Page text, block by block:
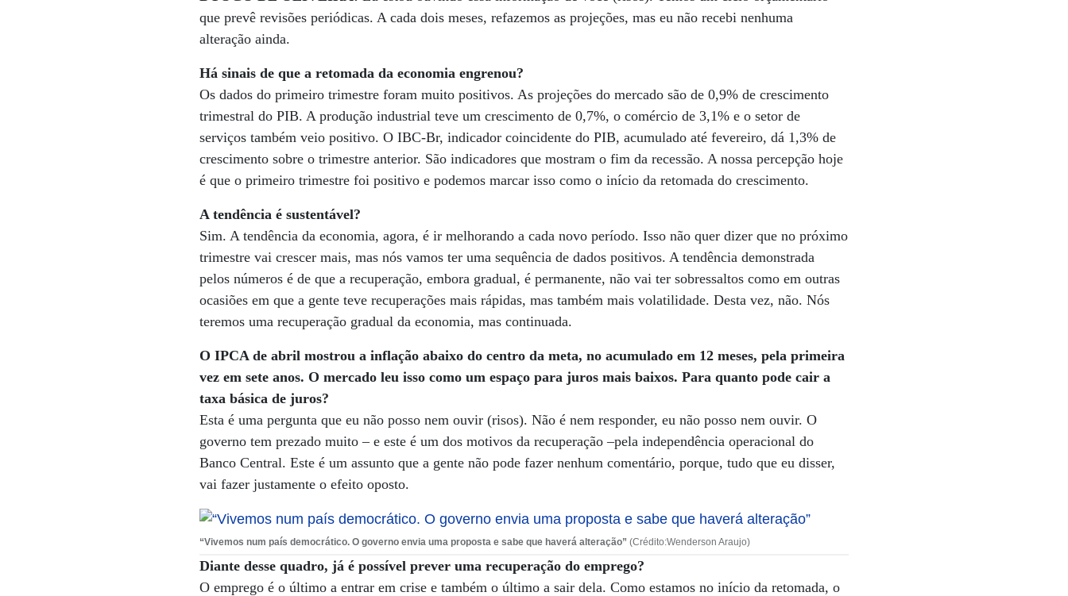
que prevê revisões periódicas. A cada dois meses, refazemos as projeções, mas eu não recebi nenhuma
alteração ainda.
Há sinais de que a retomada da economia engrenou?
Os dados do primeiro trimestre foram muito positivos. As projeções do mercado são de 0,9% de crescimento
trimestral do PIB. A produção industrial teve um crescimento de 0,7%, o comércio de 3,1% e o setor de
serviços também veio positivo. O IBC-Br, indicador coincidente do PIB, acumulado até fevereiro, dá 1,3% de
crescimento sobre o trimestre anterior. São indicadores que mostram o fim da recessão. A nossa percepção hoje
é que o primeiro trimestre foi positivo e podemos marcar isso como o início da retomada do crescimento.
A tendência é sustentável?
Sim. A tendência da economia, agora, é ir melhorando a cada novo período. Isso não quer dizer que no próximo
trimestre vai crescer mais, mas nós vamos ter uma sequência de dados positivos. A tendência demonstrada
pelos números é de que a recuperação, embora gradual, é permanente, não vai ter sobressaltos como em outras
ocasiões em que a gente teve recuperações mais rápidas, mas também mais volatilidade. Desta vez, não. Nós
teremos uma recuperação gradual da economia, mas continuada.
O IPCA de abril mostrou a inflação abaixo do centro da meta, no acumulado em 12 meses, pela primeira
vez em sete anos. O mercado leu isso como um espaço para juros mais baixos. Para quanto pode cair a
taxa básica de juros?
Esta é uma pergunta que eu não posso nem ouvir (risos). Não é nem responder, eu não posso nem ouvir. O
governo tem prezado muito – e este é um dos motivos da recuperação –pela independência operacional do
Banco Central. Este é um assunto que a gente não pode fazer nenhum comentário, porque, tudo que eu disser,
vai fazer justamente o efeito oposto.
“Vivemos num país democrático. O governo envia uma proposta e sabe que haverá alteração” (Crédito:Wenderson Araujo)
Diante desse quadro, já é possível prever uma recuperação do emprego?
O emprego é o último a entrar em crise e também o último a sair dela. Como estamos no início da retomada, o